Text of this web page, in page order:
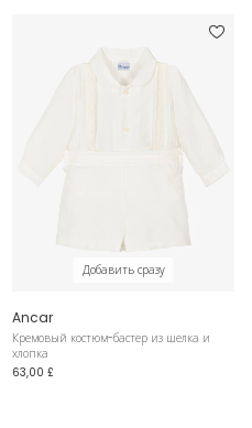
Добавить сразу
Ancar
Кремовый костюм-бастер из шелка и
хлопка
63,00 £